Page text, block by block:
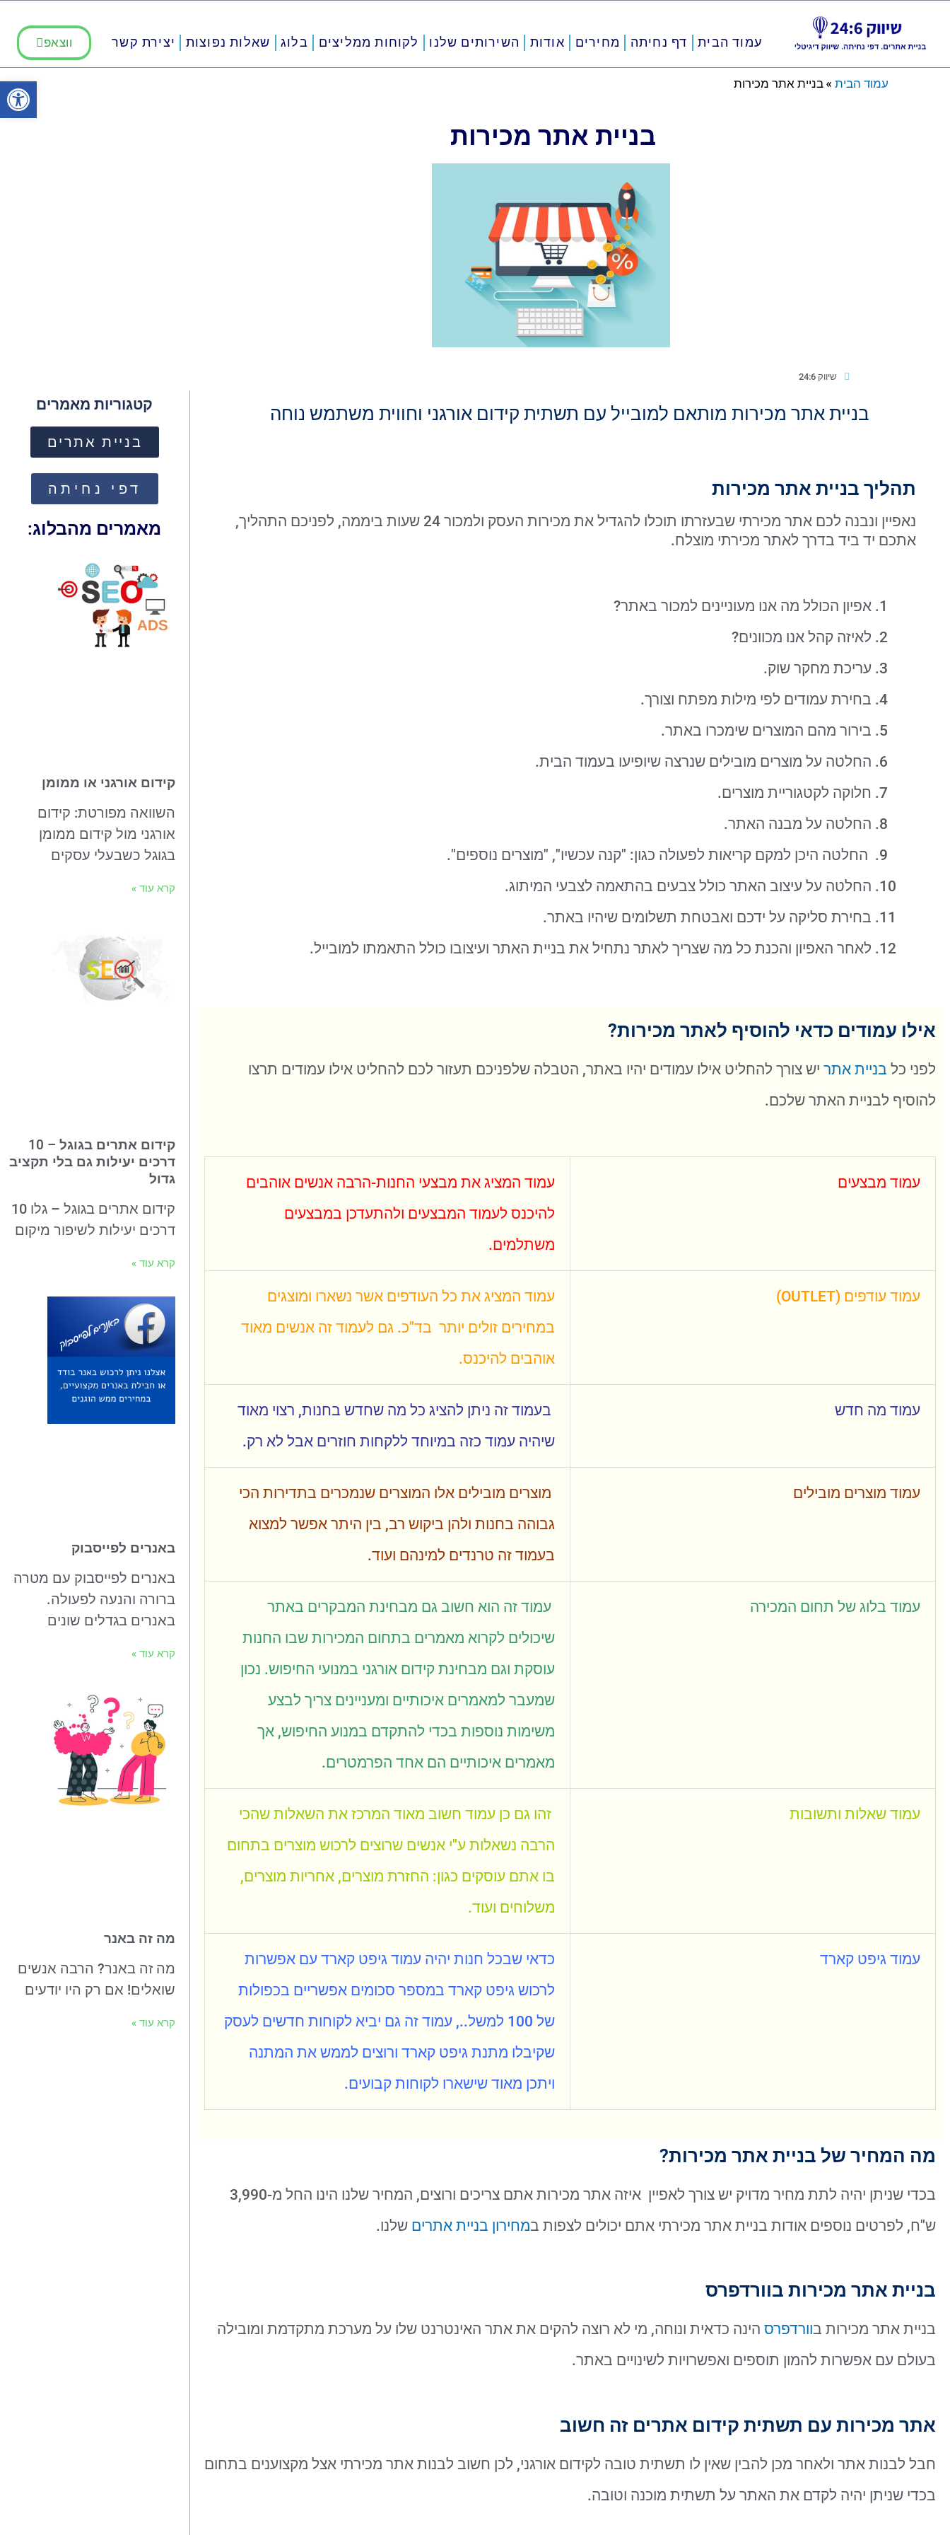
פתח
עמוד הבית דף נחיתה מחירים אודות השירותים שלנו לקוחות ממליצים בלוג שאלות נפוצות יצירת קשר ווצאפ
עמוד הבית »בניית אתר מכירות
בניית אתר מכירות
שיווק 24:6
בניית אתר מכירות מותאם למובייל עם תשתית קידום אורגני וחווית משתמש נוחה
תהליך בניית אתר מכירות
נאפיין ונבנה לכם אתר מכירתי שבעזרתו תוכלו להגדיל את מכירות העסק ולמכור 24 שעות ביממה, לפניכם התהליך,
אתכם יד ביד בדרך לאתר מכירתי מוצלח.
אפיון הכולל מה אנו מעוניינים למכור באתר?
לאיזה קהל אנו מכוונים?
עריכת מחקר שוק.
בחירת עמודים לפי מילות מפתח וצורך.
בירור מהם המוצרים שימכרו באתר.
החלטה על מוצרים מובילים שנרצה שיופיעו בעמוד הבית.
חלוקה לקטגוריית מוצרים.
החלטה על מבנה האתר.
החלטה היכן למקם קריאות לפעולה כגון: "קנה עכשיו", "מוצרים נוספים".
החלטה על עיצוב האתר כולל צבעים בהתאמה לצבעי המיתוג.
בחירת סליקה על ידכם ואבטחת תשלומים שיהיו באתר.
לאחר האפיון והכנת כל מה שצריך לאתר נתחיל את בניית האתר ועיצובו כולל התאמתו למובייל.
אילו עמודים כדאי להוסיף לאתר מכירות?
לפני כל בניית אתר יש צורך להחליט אילו עמודים יהיו באתר, הטבלה שלפניכם תעזור לכם להחליט אילו עמודים תרצו
להוסיף לבניית האתר שלכם.
עמוד מבצעים
עמוד המציג את מבצעי החנות-הרבה אנשים אוהבים
להיכנס לעמוד המבצעים ולהתעדכן במבצעים
משתלמים.
עמוד עודפים (OUTLET)
עמוד המציג את כל העודפים אשר נשארו ומוצגים
במחירים זולים יותר בד"כ. גם לעמוד זה אנשים מאוד
אוהבים להיכנס.
עמוד מה חדש בעמוד זה ניתן להציג כל מה שחדש בחנות, רצוי מאוד
שיהיה עמוד כזה במיוחד ללקחות חוזרים אבל לא רק.
עמוד מוצרים מובילים
מוצרים מובילים אלו המוצרים שנמכרים בתדירות הכי
גבוהה בחנות ולהן ביקוש רב, בין היתר אפשר למצוא
בעמוד זה טרנדים למינהם ועוד.
עמוד בלוג של תחום המכירה
עמוד זה הוא חשוב גם מבחינת המבקרים באתר
שיכולים לקרוא מאמרים בתחום המכירות שבו החנות
עוסקת וגם מבחינת קידום אורגני במנועי החיפוש. נכון
שמעבר למאמרים איכותיים ומעניינים צריך לבצע
משימות נוספות בכדי להתקדם במנוע החיפוש, אך
מאמרים איכותיים הם אחד הפרמטרים.
עמוד שאלות ותשובות
זהו גם כן עמוד חשוב מאוד המרכז את השאלות שהכי
הרבה נשאלות ע"י אנשים שרוצים לרכוש מוצרים בתחום
בו אתם עוסקים כגון: החזרת מוצרים, אחריות מוצרים,
משלוחים ועוד.
עמוד גיפט קארד
כדאי שבכל חנות יהיה עמוד גיפט קארד עם אפשרות
לרכוש גיפט קארד במספר סכומים אפשריים בכפולות
של 100 למשל.., עמוד זה גם יביא לקוחות
חדשים לעסק
שקיבלו מתנת גיפט קארד ורוצים לממש את המתנה
ויתכן מאוד שישארו לקוחות קבועים.
מה המחיר של בניית אתר מכירות?
בכדי שניתן יהיה לתת מחיר מדויק יש צורך לאפיין איזה אתר מכירות אתם צריכים ורוצים, המחיר שלנו הינו החל מ-3,990
ש"ח, לפרטים נוספים אודות בניית אתר מכירתי אתם יכולים לצפות במחירון בניית אתרים שלנו.
בניית אתר מכירות בוורדפרס
בניית אתר מכירות בוורדפרס הינה כדאית ונוחה, מי לא רוצה להקים את אתר האינטרנט שלו על מערכת מתקדמת ומובילה
בעולם עם אפשרות להמון תוספים ואפשרויות לשינויים באתר.
אתר מכירות עם תשתית קידום אתרים זה חשוב
חבל לבנות אתר ולאחר מכן להבין שאין לו תשתית טובה לקידום אורגני, לכן חשוב לבנות אתר מכירתי אצל מקצוענים בתחום
בכדי שניתן יהיה לקדם את האתר על תשתית מוכנה וטובה.
קטגוריות מאמרים
בניית אתרים
דפי נחיתה
מאמרים מהבלוג:
קידום אורגני או ממומן
השוואה מפורטת: קידום
אורגני מול קידום ממומן
בגוגל כשבעלי עסקים
קרא עוד »
קידום אתרים בגוגל – 10
דרכים יעילות גם בלי תקציב
גדול
קידום אתרים בגוגל – גלו 10
דרכים יעילות לשיפור מיקום
קרא עוד »
באנרים לפייסבוק
באנרים לפייסבוק עם מטרה
ברורה והנעה לפעולה.
באנרים בגדלים שונים
קרא עוד »
מה זה באנר
מה זה באנר? הרבה אנשים
שואלים! אם רק היו יודעים
קרא עוד »